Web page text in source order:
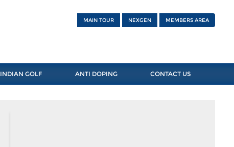
MAIN TOUR NEXGEN MEMBERS AREA
INDIAN GOLF ANTI DOPING CONTACT US